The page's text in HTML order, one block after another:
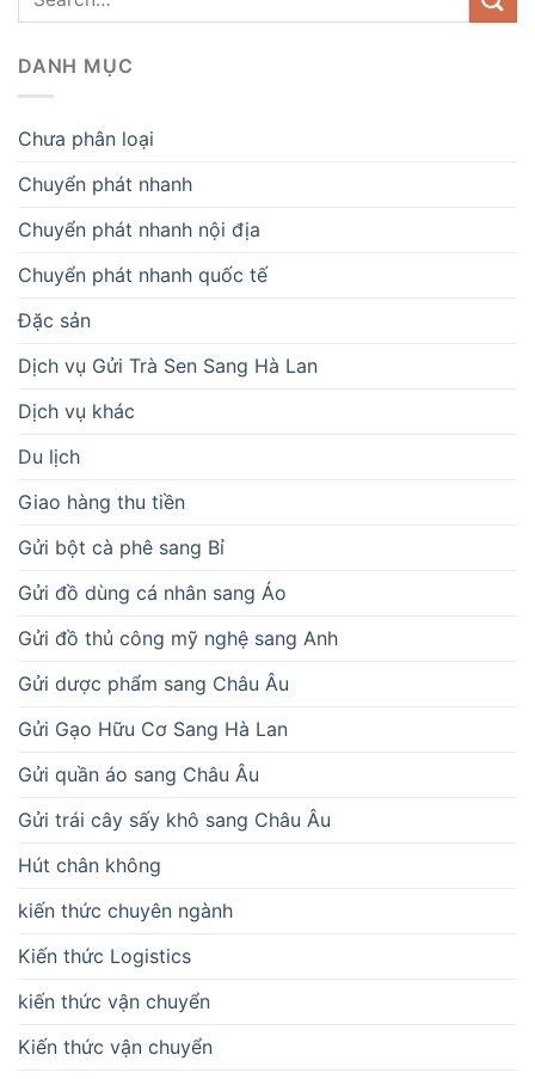
DANH MỤC
Chưa phân loại
Chuyển phát nhanh
Chuyển phát nhanh nội địa
Chuyển phát nhanh quốc tế
Đặc sản
Dịch vụ Gửi Trà Sen Sang Hà Lan
Dịch vụ khác
Du lịch
Giao hàng thu tiền
Gửi bột cà phê sang Bỉ
Gửi đồ dùng cá nhân sang Áo
Gửi đồ thủ công mỹ nghệ sang Anh
Gửi dược phẩm sang Châu Âu
Gửi Gạo Hữu Cơ Sang Hà Lan
Gửi quần áo sang Châu Âu
Gửi trái cây sấy khô sang Châu Âu
Hút chân không
kiến thức chuyên ngành
Kiến thức Logistics
kiến thức vận chuyển
Kiến thức vận chuyển